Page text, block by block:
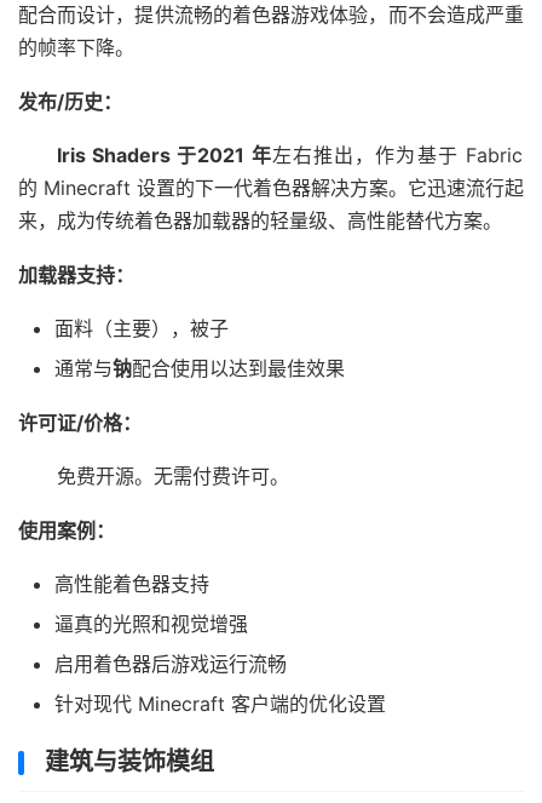
配合而设计，提供流畅的着色器游戏体验，而不会造成严重
的帧率下降。
发布/历史：
Iris Shaders 于2021 年左右推出，作为基于 Fabric
的 Minecraft 设置的下一代着色器解决方案。它迅速流行起
来，成为传统着色器加载器的轻量级、高性能替代方案。
加载器支持：
面料（主要），被子
通常与钠配合使用以达到最佳效果
许可证/价格：
免费开源。无需付费许可。
使用案例：
高性能着色器支持
逼真的光照和视觉增强
启用着色器后游戏运行流畅
针对现代 Minecraft 客户端的优化设置
建筑与装饰模组